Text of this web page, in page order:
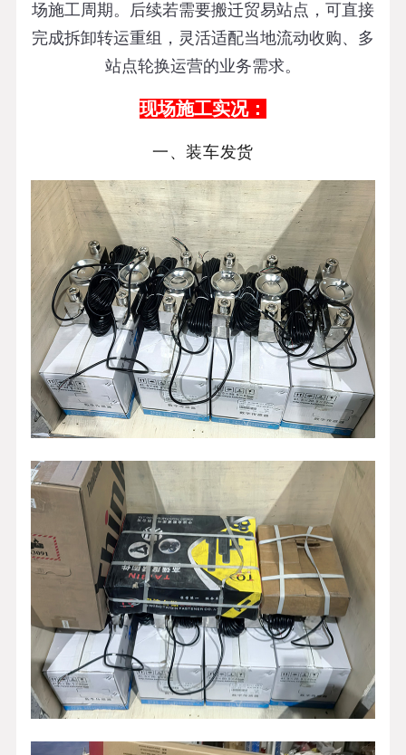
场施工周期。后续若需要搬迁贸易站点，可直接
完成拆卸转运重组，灵活适配当地流动收购、多
站点轮换运营的业务需求。
现场施工实况：
一、装车发货